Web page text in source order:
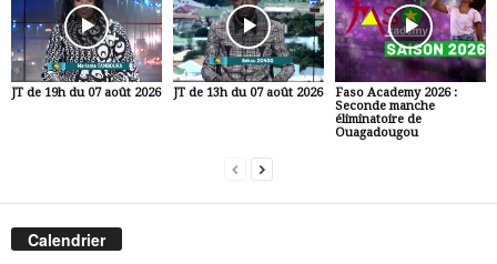
JT de 19h du 07 août 2026 JT de 13h du 07 août 2026
Faso Academy 2026 :
Seconde manche
éliminatoire de
Ouagadougou
Calendrier